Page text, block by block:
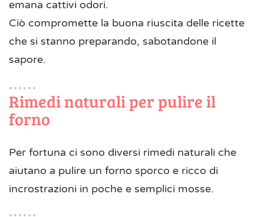
emana cattivi odori.
Ciò compromette la buona riuscita delle ricette
che si stanno preparando, sabotandone il
sapore.
Rimedi naturali per pulire il
forno
Per fortuna ci sono diversi rimedi naturali che
aiutano a pulire un forno sporco e ricco di
incrostrazioni in poche e semplici mosse.